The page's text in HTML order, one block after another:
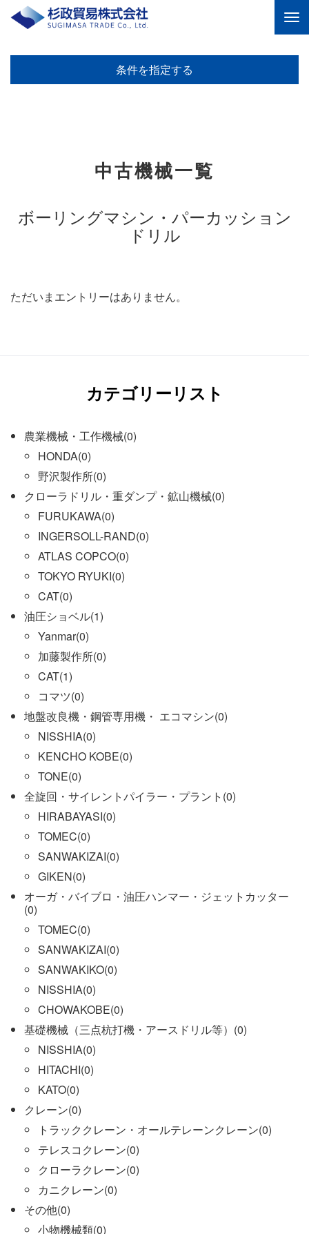
器の販売、リース、修理を
トータル提供する商社
条件を指定する
中古機械一覧
ボーリングマシン・パーカッション
ドリル
ただいまエントリーはありません。
カテゴリーリスト
農業機械・工作機械(0)
HONDA(0)
野沢製作所(0)
クローラドリル・重ダンプ・鉱山機械(0)
FURUKAWA(0)
INGERSOLL-RAND(0)
ATLAS COPCO(0)
TOKYO RYUKI(0)
CAT(0)
油圧ショベル(1)
Yanmar(0)
加藤製作所(0)
CAT(1)
コマツ(0)
地盤改良機・鋼管専用機・ エコマシン(0)
NISSHIA(0)
KENCHO KOBE(0)
TONE(0)
全旋回・サイレントパイラー・プラント(0)
HIRABAYASI(0)
TOMEC(0)
SANWAKIZAI(0)
GIKEN(0)
オーガ・バイブロ・油圧ハンマー・ジェットカッター
(0)
TOMEC(0)
SANWAKIZAI(0)
SANWAKIKO(0)
NISSHIA(0)
CHOWAKOBE(0)
基礎機械（三点杭打機・アースドリル等）(0)
NISSHIA(0)
HITACHI(0)
KATO(0)
クレーン(0)
トラッククレーン・オールテレーンクレーン(0)
テレスコクレーン(0)
クローラクレーン(0)
カニクレーン(0)
その他(0)
小物機械類(0)